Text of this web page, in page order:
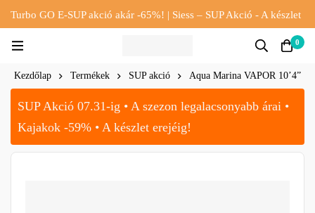
Turbo GO E-SUP akció akár -65%! | Siess – SUP Akció - A készlet
0
Kezdőlap Termékek SUP akció Aqua Marina VAPOR 10’4”
SUP Akció 07.31-ig • A szezon legalacsonyabb árai •
Kajakok -59% • A készlet erejéig!